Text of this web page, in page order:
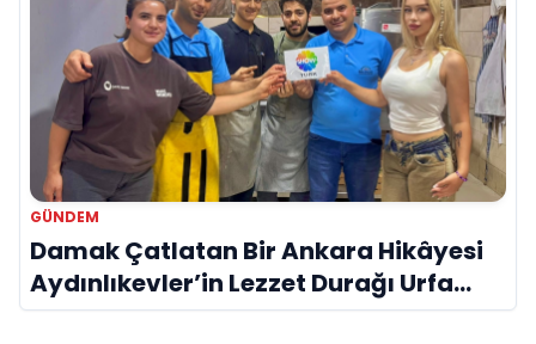
GÜNDEM
Damak Çatlatan Bir Ankara Hikâyesi
Aydınlıkevler’in Lezzet Durağı Urfa
Damak